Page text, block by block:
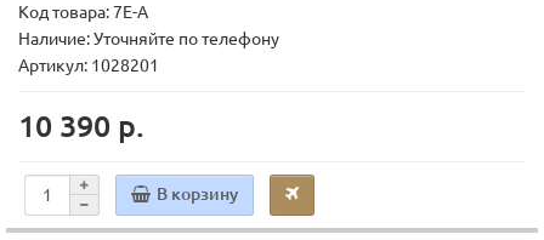
Код товара:7E-A
Наличие: Уточняйте по телефону
Артикул: 1028201
10 390 р.
В корзину